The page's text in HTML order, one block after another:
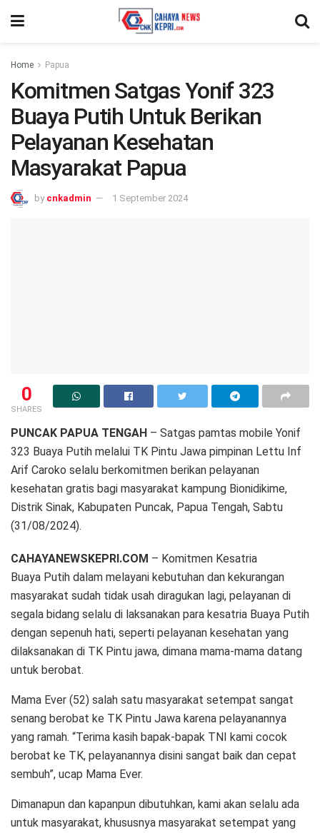
Home Papua
Komitmen Satgas Yonif 323
Buaya Putih Untuk Berikan
Pelayanan Kesehatan
Masyarakat Papua
by cnkadmin 1 September 2024
0
SHARES
PUNCAK PAPUA TENGAH – Satgas pamtas mobile Yonif
323 Buaya Putih melalui TK Pintu Jawa pimpinan Lettu Inf
Arif Caroko selalu berkomitmen berikan pelayanan
kesehatan gratis bagi masyarakat kampung Bionidikime,
Distrik Sinak, Kabupaten Puncak, Papua Tengah, Sabtu
(31/08/2024).
CAHAYANEWSKEPRI.COM – Komitmen Kesatria
Buaya Putih dalam melayani kebutuhan dan kekurangan
masyarakat sudah tidak usah diragukan lagi, pelayanan di
segala bidang selalu di laksanakan para kesatria Buaya Putih
dengan sepenuh hati, seperti pelayanan kesehatan yang
dilaksanakan di TK Pintu jawa, dimana mama-mama datang
untuk berobat.
Mama Ever (52) salah satu masyarakat setempat sangat
senang berobat ke TK Pintu Jawa karena pelayanannya
yang ramah. “Terima kasih bapak-bapak TNI kami cocok
berobat ke TK, pelayanannya disini sangat baik dan cepat
sembuh”, ucap Mama Ever.
Dimanapun dan kapanpun dibutuhkan, kami akan selalu ada
untuk masyarakat, khususnya masyarakat setempat yang